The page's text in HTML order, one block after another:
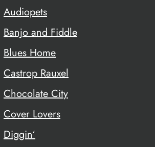
Audiopets
Banjo and Fiddle
Blues Home
Castrop Rauxel
Chocolate City
Cover Lovers
Diggin‘